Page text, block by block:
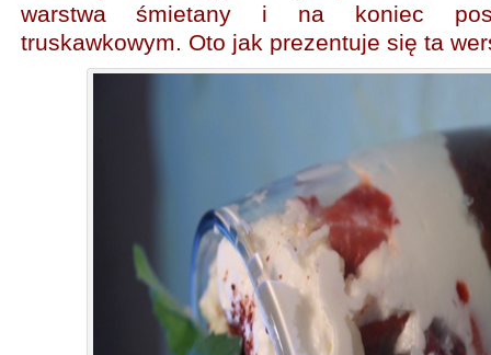
warstwa śmietany i na koniec
truskawkowym. Oto jak prezentuje się ta